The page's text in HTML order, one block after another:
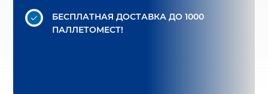
БЕСПЛАТНАЯ ДОСТАВКАДО 1000
ПАЛЛЕТОМЕСТ!